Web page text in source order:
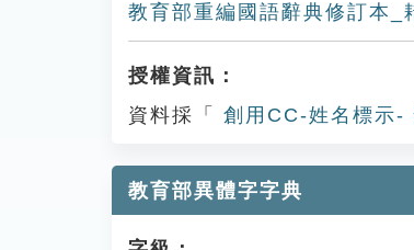
教育部重編國語辭典修訂本_
授權資訊：
資料採「
創用CC-姓名標示-
教育部異體字字典